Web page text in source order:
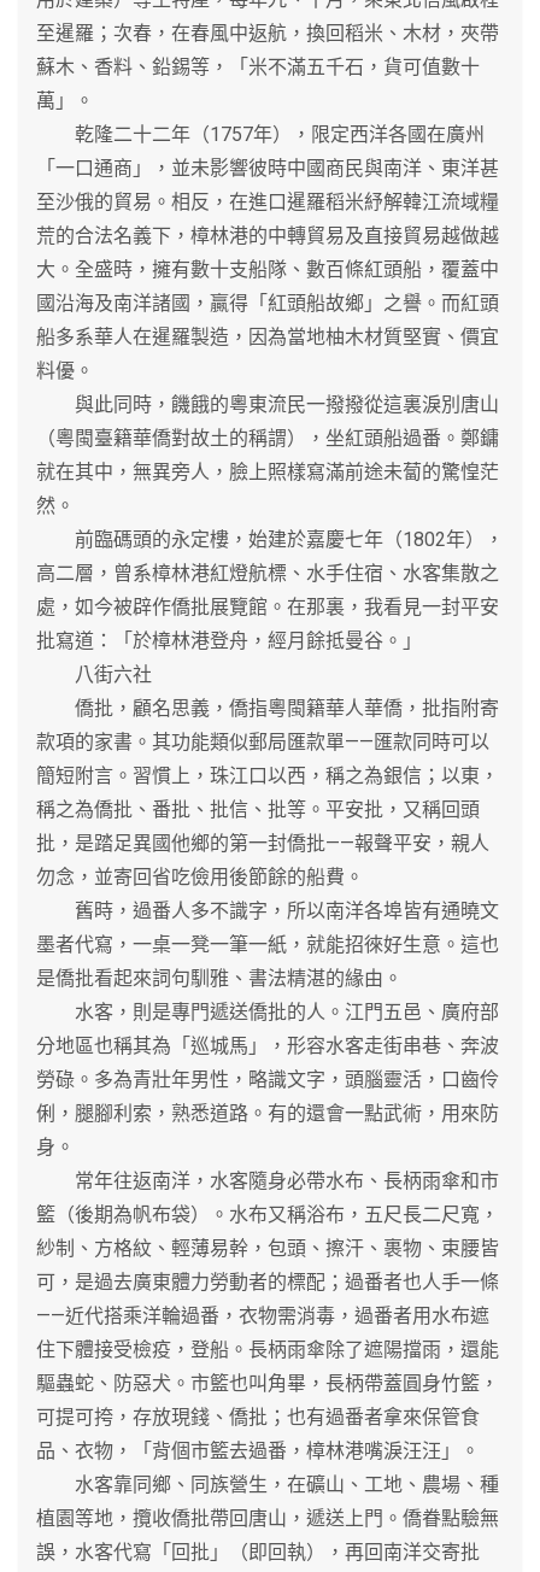
至暹羅；次春，在春風中返航，換回稻米、木材，夾帶
蘇木、香料、鉛錫等，「米不滿五千石，貨可值數十
萬」。
乾隆二十二年（1757年），限定西洋各國在廣州
「一口通商」，並未影響彼時中國商民與南洋、東洋甚
至沙俄的貿易。相反，在進口暹羅稻米紓解韓江流域糧
荒的合法名義下，樟林港的中轉貿易及直接貿易越做越
大。全盛時，擁有數十支船隊、數百條紅頭船，覆蓋中
國沿海及南洋諸國，贏得「紅頭船故鄉」之譽。而紅頭
船多系華人在暹羅製造，因為當地柚木材質堅實、價宜
料優。
與此同時，饑餓的粵東流民一撥撥從這裏淚別唐山
（粵閩臺籍華僑對故土的稱謂），坐紅頭船過番。鄭鏞
就在其中，無異旁人，臉上照樣寫滿前途未蔔的驚惶茫
然。
前臨碼頭的永定樓，始建於嘉慶七年（1802年），
高二層，曾系樟林港紅燈航標、水手住宿、水客集散之
處，如今被辟作僑批展覽館。在那裏，我看見一封平安
批寫道：「於樟林港登舟，經月餘抵曼谷。」
八街六社
僑批，顧名思義，僑指粵閩籍華人華僑，批指附寄
款項的家書。其功能類似郵局匯款單——匯款同時可以
簡短附言。習慣上，珠江口以西，稱之為銀信；以東，
稱之為僑批、番批、批信、批等。平安批，又稱回頭
批，是踏足異國他鄉的第一封僑批——報聲平安，親人
勿念，並寄回省吃儉用後節餘的船費。
舊時，過番人多不識字，所以南洋各埠皆有通曉文
墨者代寫，一桌一凳一筆一紙，就能招徠好生意。這也
是僑批看起來詞句馴雅、書法精湛的緣由。
水客，則是專門遞送僑批的人。江門五邑、廣府部
分地區也稱其為「巡城馬」，形容水客走街串巷、奔波
勞碌。多為青壯年男性，略識文字，頭腦靈活，口齒伶
俐，腿腳利索，熟悉道路。有的還會一點武術，用來防
身。
常年往返南洋，水客隨身必帶水布、長柄雨傘和市
籃（後期為帆布袋）。水布又稱浴布，五尺長二尺寬，
紗制、方格紋、輕薄易幹，包頭、擦汗、裹物、束腰皆
可，是過去廣東體力勞動者的標配；過番者也人手一條
——近代搭乘洋輪過番，衣物需消毒，過番者用水布遮
住下體接受檢疫，登船。長柄雨傘除了遮陽擋雨，還能
驅蟲蛇、防惡犬。市籃也叫角畢，長柄帶蓋圓身竹籃，
可提可挎，存放現錢、僑批；也有過番者拿來保管食
品、衣物，「背個市籃去過番，樟林港嘴淚汪汪」。
水客靠同鄉、同族營生，在礦山、工地、農場、種
植園等地，攬收僑批帶回唐山，遞送上門。僑眷點驗無
誤，水客代寫「回批」（即回執），再回南洋交寄批